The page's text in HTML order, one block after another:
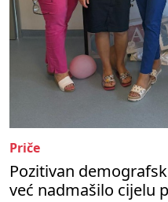
Priče
Pozitivan
već nadmašilo cijelu